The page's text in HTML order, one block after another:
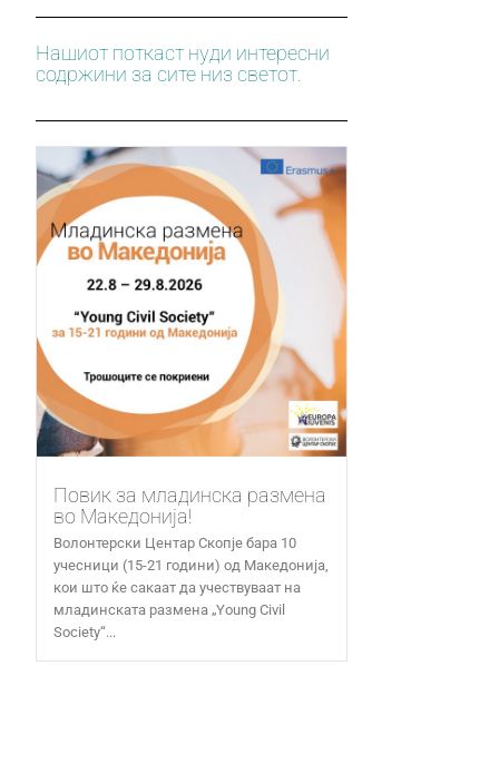
Нашиот поткаст нуди интересни
содржини за сите низ светот.
Повик за младинска размена
во Македонија!
Волонтерски Центар Скопје бара 10
учесници (15-21 години) од Македонија,
кои што ќе сакаат да учествуваат на
младинската размена „Young Civil
Society“...